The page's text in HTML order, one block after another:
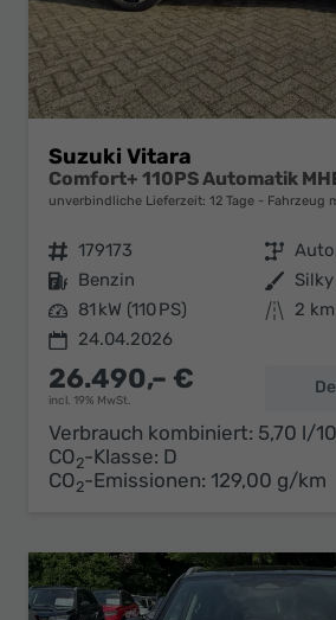
Suzuki Vitara
unverbindliche Lieferzeit: 12 Tage Fahrzeug
Fahrzeugnr. 179173 Getriebe
Kraftstoff Benzin Außenfarbe
Leistung 81 kW (110 PS) Kilometerstand
2 km
24.04.2026
26.490,– €
incl. 19% MwSt.
Verbrauch kombiniert: 5,70 l/
CO2-Klasse: D
CO2-Emissionen: 129,00 g/km